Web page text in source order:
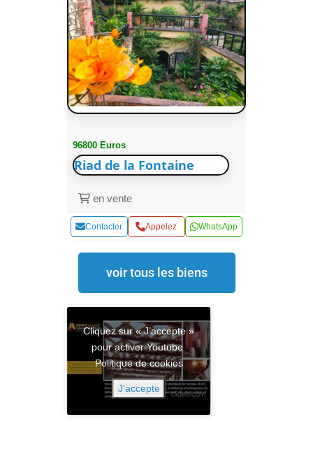
96800 Euros
Riad de la Fontaine
en vente
Contacter Appelez WhatsApp
voir tous les biens
Cliquez sur « J’accepte »
pour activer Youtube
Politique de cookies
J’accepte